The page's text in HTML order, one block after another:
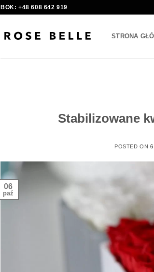
BOK: +48 608 642 919
STRONA
Stabilizowane
POSTED ON
06
paź